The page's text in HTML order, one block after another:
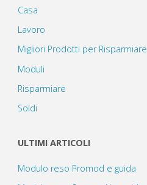
Casa
Lavoro
Migliori Prodotti per Risparmiare
Moduli
Risparmiare
Soldi
ULTIMI ARTICOLI
Modulo reso Promod e guida